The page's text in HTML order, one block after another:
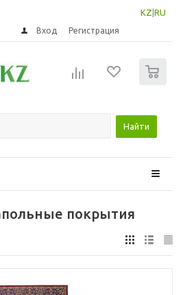
KZ RU
Вход Регистрация
Найти
покрытия